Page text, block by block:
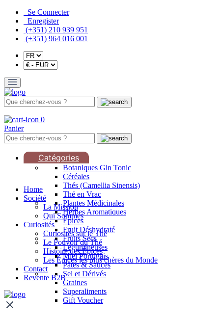
Se Connecter
Enregister
(+351) 210 939 951
(+351) 964 016 001
0
Panier
Catégories
Botaniques Gin Tonic
Céréales
Thés (Camellia Sinensis)
Thé en Vrac
Plantes Médicinales
Herbes Aromatiques
Épices
Fruit Déshydraté
Fruits Secs
Légumineuses
Miel Portugais
Pâtes & Sauces
Sel et Dérivés
Graines
Superaliments
Gift Voucher
Home
Société
La Mission
Qui Sommes
Curiosités
Curiosités sur le Thé
Le Pouvoir du Thé
Histoire des Épices
Les Épices les plus chères du Monde
Contact
Revente B2B